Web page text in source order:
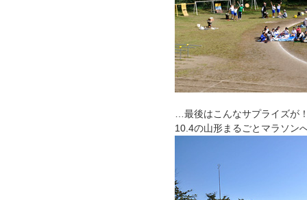
…最後はこんなサプライズが
10.4の山形まるごとマラソン